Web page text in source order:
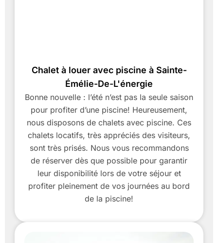
Chalet à louer avec piscine à Sainte-
Émélie-De-L'énergie
Bonne nouvelle : l’été n’est pas la seule saison
pour profiter d’une piscine! Heureusement,
nous disposons de chalets avec piscine. Ces
chalets locatifs, très appréciés des visiteurs,
sont très prisés. Nous vous recommandons
de réserver dès que possible pour garantir
leur disponibilité lors de votre séjour et
profiter pleinement de vos journées au bord
de la piscine!